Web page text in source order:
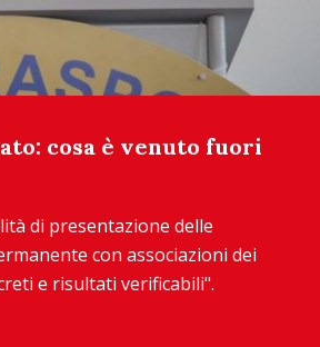
cosa è venuto fuori
di presentazione delle
con associazioni dei
e risultati verificabili".